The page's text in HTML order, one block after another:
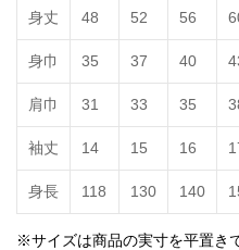
身丈 48 52 56
身巾 35 37 40
肩巾 31 33 35
袖丈 14 15 16
身長 118 130 140
※サイズは商品の実寸を平置き